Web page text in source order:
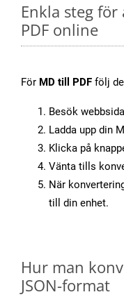
Enkla steg
PDF online
För MD till PDF följ
Besök
Ladda upp din
Klicka på
Vänta tills
När
till din enhet.
Hur man
JSON-format